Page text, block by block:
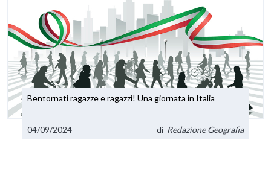
Bentornati ragazze e ragazzi! Una giornata in Italia
04/09/2024 di Redazione Geografia